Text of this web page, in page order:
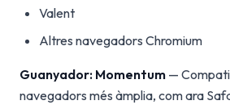
Valent
Altres navegadors Chromium
Guanyador: Momentum —
navegadors més àmplia, com ara